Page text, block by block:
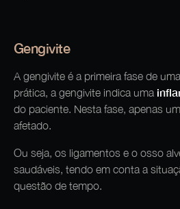
Gengivite
A gengivite é a primeira fase de
prática, a gengivite indica uma
do paciente. Nesta fase, apenas
afetado.
Ou seja, os ligamentos e o osso
saudáveis, tendo em conta a
questão de tempo.